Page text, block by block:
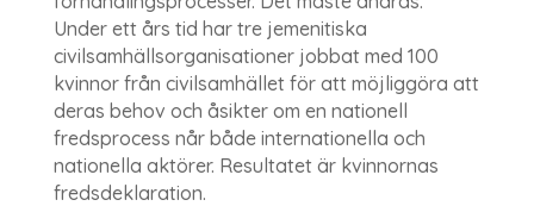
Under ett års tid har tre jemenitiska
civilsamhällsorganisationer jobbat med 100
kvinnor från civilsamhället för att möjliggöra att
deras behov och åsikter om en nationell
fredsprocess når både internationella och
nationella aktörer. Resultatet är kvinnornas
fredsdeklaration.